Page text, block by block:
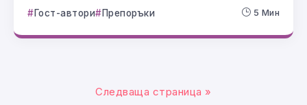
Гост-автори Препоръки 5 Мин
Следваща страница »